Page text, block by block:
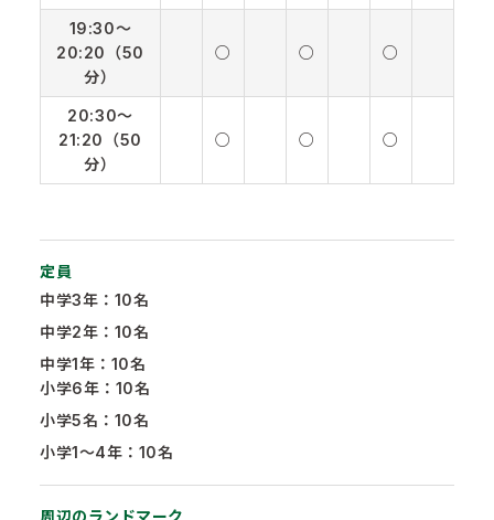
19:30〜
20:20（50
分）
○ ○ ○
20:30〜
21:20（50
分）
○ ○ ○
定員
中学3年：10名
中学2年：10名
中学1年：10名
小学6年：10名
小学5名：10名
小学1～4年：10名